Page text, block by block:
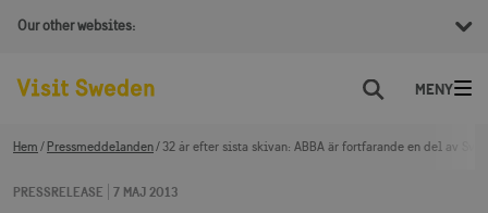
Our other websites:
Sök
Hem Pressmeddelanden 32 år efter sista skivan: ABBA är fortfarande en del av
PRESSRELEASE 7 MAJ 2013